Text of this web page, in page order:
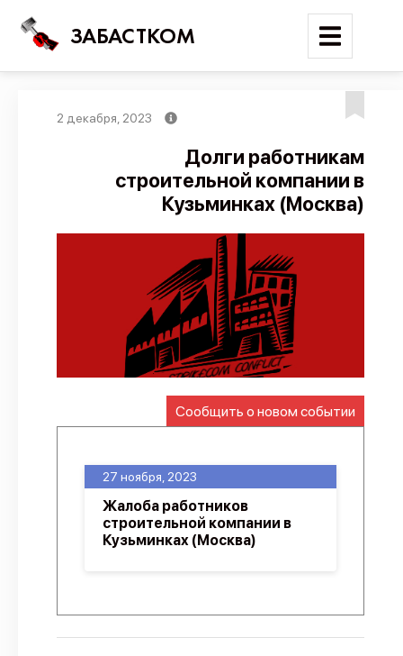
ЗАБАСТКОМ
Поиск
Новости
Карта событий
Трудовые конфликты
Отчеты
Предложить публикацию
Справочник
API
О проекте
2 декабря, 2023
Долги работникам
строительной компании в
Кузьминках (Москва)
Сообщить о новом событии
27 ноября, 2023
Жалоба работников
строительной компании в
Кузьминках (Москва)